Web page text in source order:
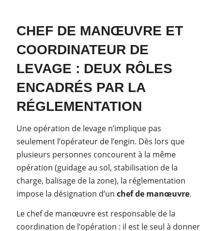
CHEF DE MANŒUVRE ET
COORDINATEUR DE
LEVAGE : DEUX RÔLES
ENCADRÉS PAR LA
RÉGLEMENTATION
Une opération de levage n’implique pas
seulement l’opérateur de l’engin. Dès lors que
plusieurs personnes concourent à la même
opération (guidage au sol, stabilisation de la
charge, balisage de la zone), la réglementation
impose la désignation d’un chef de manœuvre.
Le chef de manœuvre est responsable de la
coordination de l’opération : il est le seul à donner